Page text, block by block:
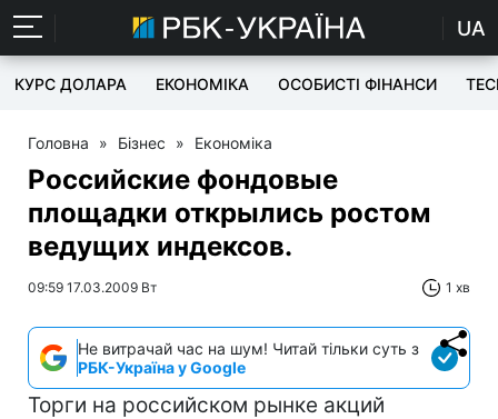
UA
КУРС ДОЛАРА ЕКОНОМІКА ОСОБИСТІ ФІНАНСИ
Головна » Бізнес » Економіка
Российские фондовые
площадки открылись ростом
ведущих индексов.
09:59 17.03.2009 Вт 1 хв
Не витрачай час на шум! Читай тільки суть з
РБК-Україна у Google
Торги на российском рынке акций